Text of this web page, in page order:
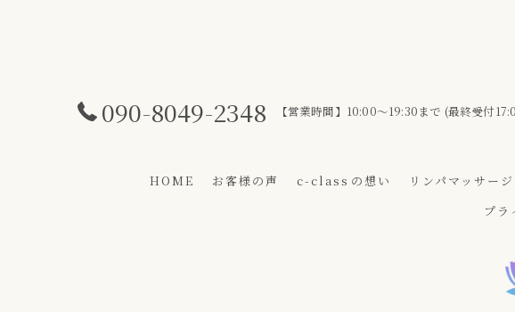
090-8049-2348 【営業時間】10:00～19:30まで (最終受付
HOME お客様の声 c-class⁨の想い リンパマッサージ
プラ